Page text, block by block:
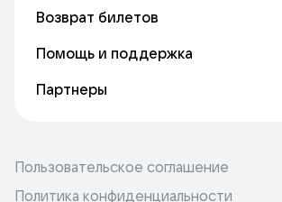
Возврат билетов
Помощь и поддержка
Партнеры
Пользовательское соглашение
Политика конфиденциальности